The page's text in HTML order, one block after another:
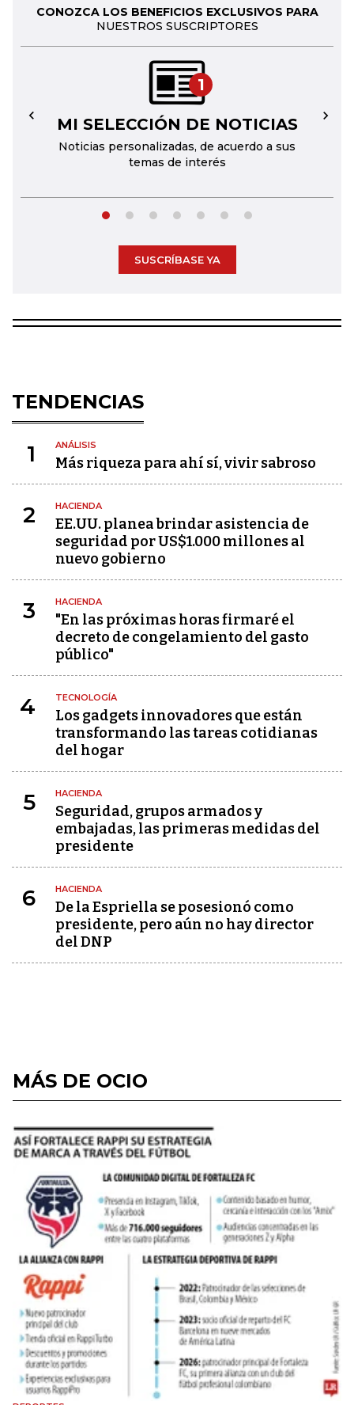
CONOZCA LOS BENEFICIOS EXCLUSIVOS PARA
NUESTROS SUSCRIPTORES
1
MI SELECCIÓN DE NOTICIAS
Noticias personalizadas, de acuerdo a sus
temas de interés
← →
SUSCRÍBASE YA
TENDENCIAS
1 ANÁLISIS
Más riqueza para ahí sí, vivir sabroso
2 HACIENDA
EE.UU. planea brindar asistencia de
seguridad por US$1.000 millones al
nuevo gobierno
3 HACIENDA
"En las próximas horas firmaré el
decreto de congelamiento del gasto
público"
4 TECNOLOGÍA
Los gadgets innovadores que están
transformando las tareas cotidianas
del hogar
5 HACIENDA
Seguridad, grupos armados y
embajadas, las primeras medidas del
presidente
6 HACIENDA
De la Espriella se posesionó como
presidente, pero aún no hay director
del DNP
MÁS DE OCIO